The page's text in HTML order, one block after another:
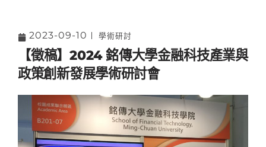
2023-09-10 學術研討
【徵稿】2024 銘傳大學金融科技產業與
政策創新發展學術研討會